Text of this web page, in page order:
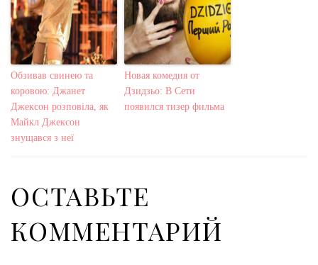
Обзивав свинею та
коровою: Джанет
Джексон розповіла, як
Майкл Джексон
знущався з неї
Новая комедия от
Дзидзьо: В Сети
появился тизер фильма
ОСТАВЬТЕ
КОММЕНТАРИЙ